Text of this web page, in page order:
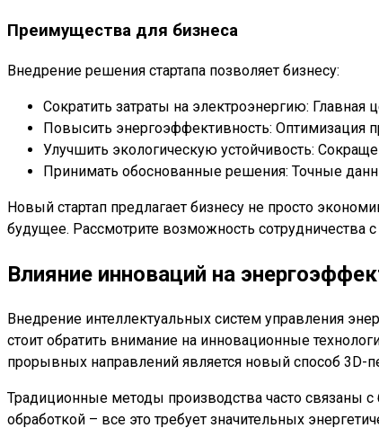
Преимущества для бизнеса
Внедрение решения стартапа позволяет бизнесу:
Сократить затраты на электроэнергию:
Повысить энергоэффективность: Оптимизация
Улучшить экологическую устойчивость:
Принимать обоснованные решения: Точные
Новый стартап предлагает бизнесу не просто
будущее. Рассмотрите возможность
Влияние инноваций на
Внедрение интеллектуальных систем управления
стоит обратить внимание на инновационные
прорывных направлений является новый способ 3D-
Традиционные методы производства часто связаны
обработкой – все это требует значительных